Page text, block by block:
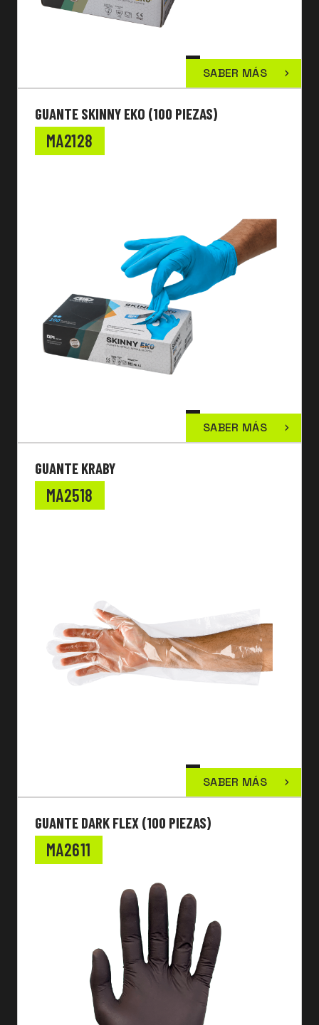
SABER MÁS
GUANTE SKINNY EKO (100 PIEZAS)
MA2128
SABER MÁS
GUANTE KRABY
MA2518
SABER MÁS
GUANTE DARK FLEX (100 PIEZAS)
MA2611